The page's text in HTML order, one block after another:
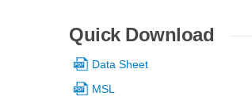
Quick Download
Data Sheet
MSL